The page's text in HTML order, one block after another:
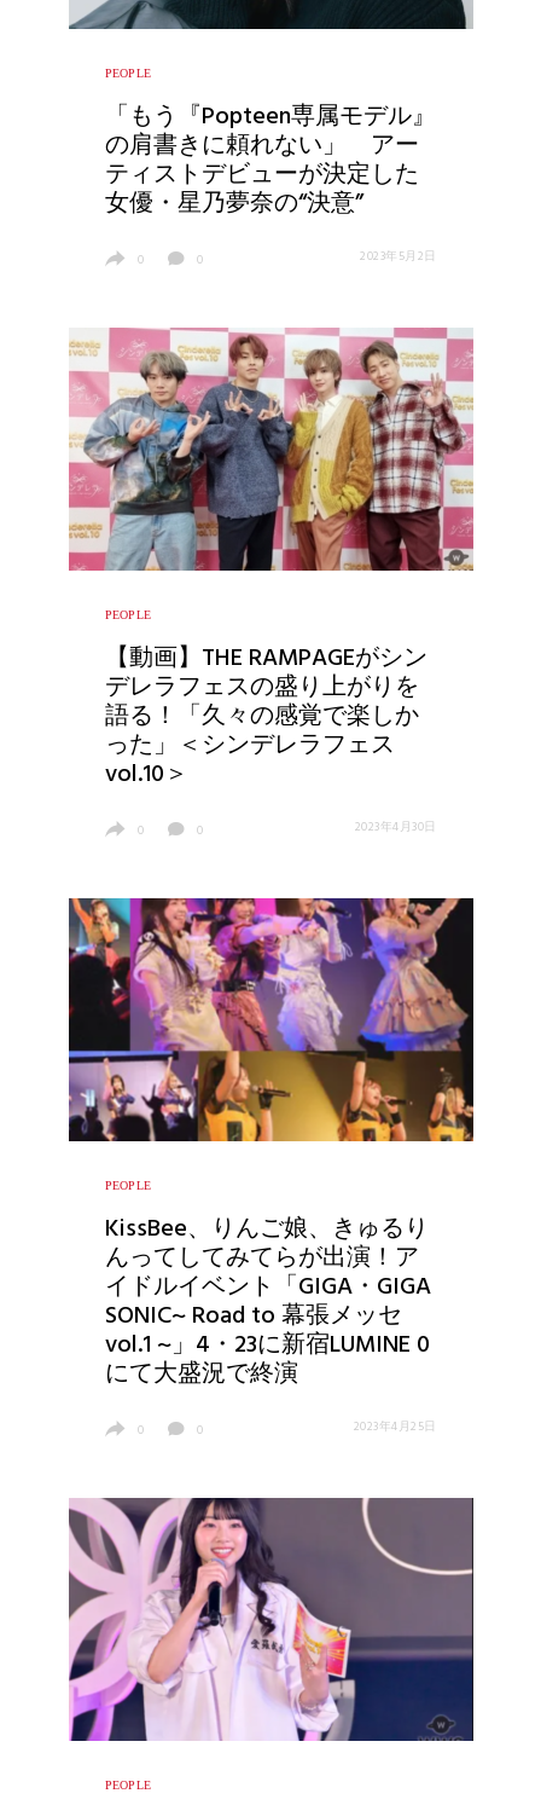
PEOPLE
「もう『Popteen専属モデル』
の肩書きに頼れない」 アー
ティストデビューが決定した
女優・星乃夢奈の“決意”
0 0 2023年5月2日
PEOPLE
【動画】THE RAMPAGEがシン
デレラフェスの盛り上がりを
語る！「久々の感覚で楽しか
った」＜シンデレラフェス
vol.10＞
0 0 2023年4月30日
PEOPLE
KissBee、りんご娘、きゅるり
んってしてみてらが出演！ア
イドルイベント「GIGA・GIGA
SONIC~ Road to 幕張メッセ
vol.1 ~」4・23に新宿LUMINE 0
にて大盛況で終演
0 0 2023年4月25日
PEOPLE